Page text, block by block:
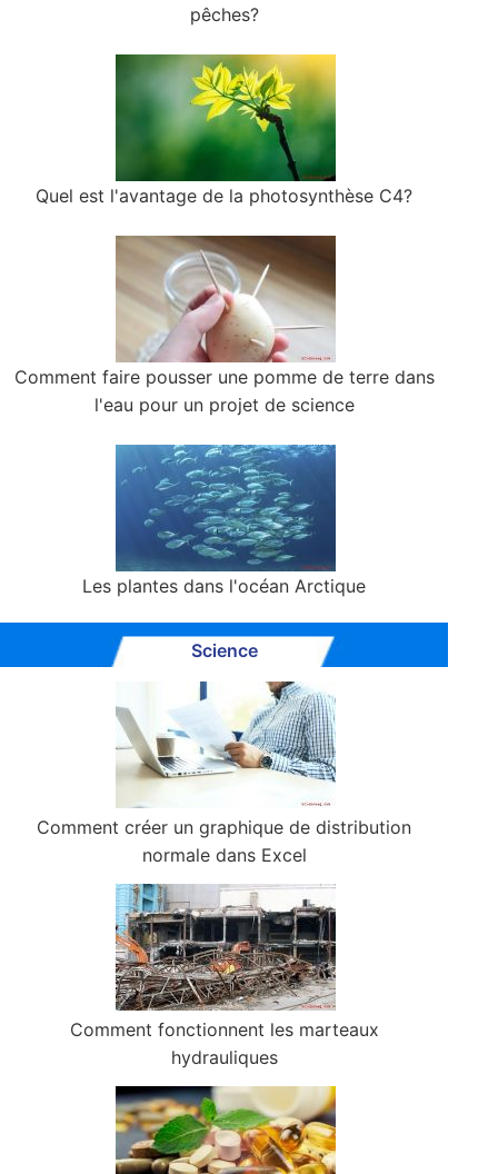
pêches?
Quel est l'avantage de la photosynthèse C4?
Comment faire pousser une pomme de terre dans
l'eau pour un projet de science
Les plantes dans l'océan Arctique
Science
Comment créer un graphique de distribution
normale dans Excel
Comment fonctionnent les marteaux
hydrauliques